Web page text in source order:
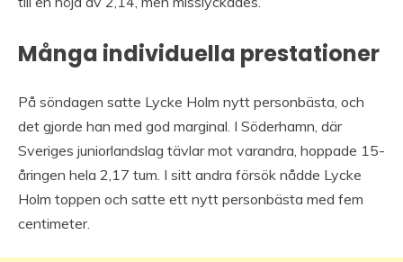
Många individuella prestationer
På söndagen satte Lycke Holm nytt personbästa, och
det gjorde han med god marginal. I Söderhamn, där
Sveriges juniorlandslag tävlar mot varandra, hoppade 15-
åringen hela 2,17 tum. I sitt andra försök nådde Lycke
Holm toppen och satte ett nytt personbästa med fem
centimeter.